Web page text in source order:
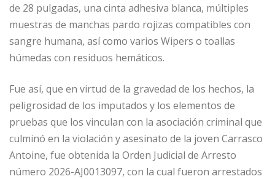
de 28 pulgadas, una cinta adhesiva blanca, múltiples
muestras de manchas pardo rojizas compatibles con
sangre humana, así como varios Wipers o toallas
húmedas con residuos hemáticos.
Fue así, que en virtud de la gravedad de los hechos, la
peligrosidad de los imputados y los elementos de
pruebas que los vinculan con la asociación criminal que
culminó en la violación y asesinato de la joven Carrasco
Antoine, fue obtenida la Orden Judicial de Arresto
número 2026-AJ0013097, con la cual fueron arrestados